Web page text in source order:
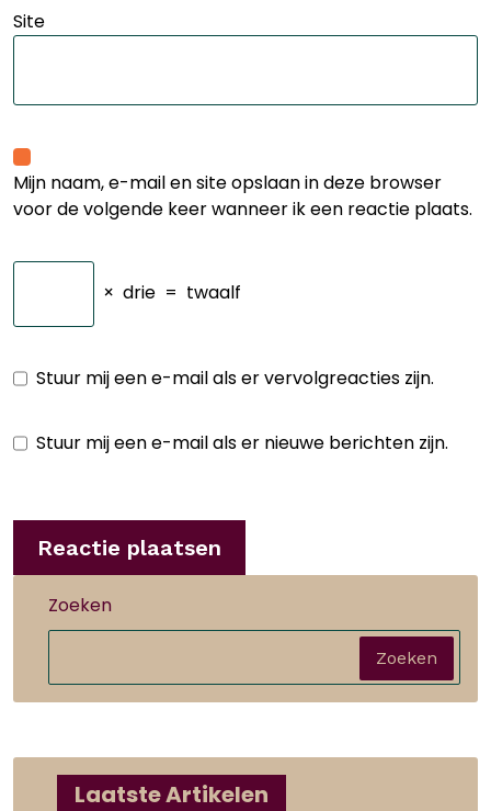
Site
Mijn naam, e-mail en site opslaan in deze browser
voor de volgende keer wanneer ik een reactie plaats.
× drie = twaalf
Stuur mij een e-mail als er vervolgreacties zijn.
Stuur mij een e-mail als er nieuwe berichten zijn.
Zoeken
Zoeken
Laatste Artikelen